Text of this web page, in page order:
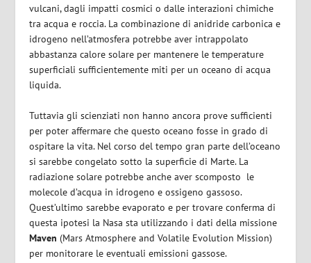
vulcani, dagli impatti cosmici o dalle interazioni chimiche
tra acqua e roccia. La combinazione di anidride carbonica e
idrogeno nell’atmosfera potrebbe aver intrappolato
abbastanza calore solare per mantenere le temperature
superficiali sufficientemente miti per un oceano di acqua
liquida.
Tuttavia gli scienziati non hanno ancora prove sufficienti
per poter affermare che questo oceano fosse in grado di
ospitare la vita. Nel corso del tempo gran parte dell’oceano
si sarebbe congelato sotto la superficie di Marte. La
radiazione solare potrebbe anche aver scomposto le
molecole d’acqua in idrogeno e ossigeno gassoso.
Quest’ultimo sarebbe evaporato e per trovare conferma di
questa ipotesi la Nasa sta utilizzando i dati della missione
Maven (Mars Atmosphere and Volatile Evolution Mission)
per monitorare le eventuali emissioni gassose.